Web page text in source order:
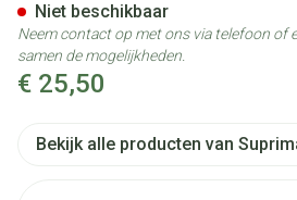
€ 25,50
Niet beschikbaar
Neem contact op met ons via telefoon of
samen de mogelijkheden.
Bekijk alle producten van